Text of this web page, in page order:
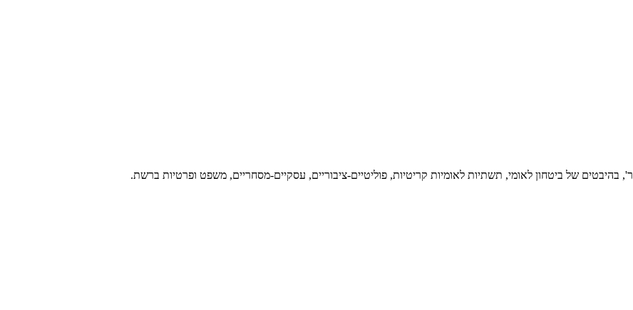
בהיבטים של ביטחון לאומי, תשתיות לאומיות קריטיות, פוליטיים-ציבוריים, עסקיים-מסחריים, משפט ופרטיות ברשת.